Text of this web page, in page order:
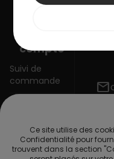
Ce site utilise des
Confidentialité pour
trouvent dans la section
pour cela nos
compte
Suivi de
commande
Créez votre
compte
mail